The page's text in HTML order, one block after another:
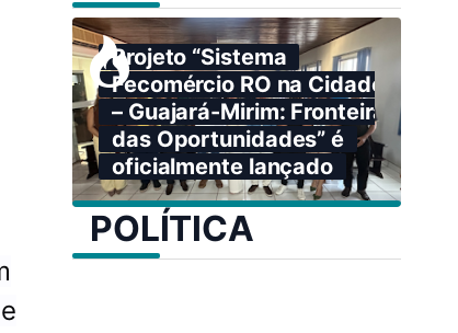
Projeto “Sistema
Fecomércio RO na Cidade
– Guajará-Mirim: Fronteira
das Oportunidades” é
oficialmente lançado
POLÍTICA